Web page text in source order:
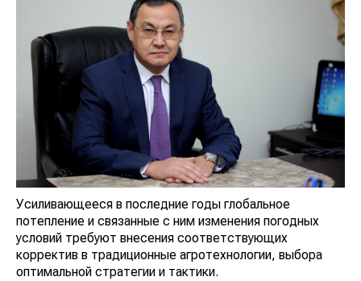
Усиливающееся в последние годы глобальное
потепление и связанные с ним изменения погодных
условий требуют внесения соответствующих
корректив в традиционные агротехнологии, выбора
оптимальной стратегии и тактики.